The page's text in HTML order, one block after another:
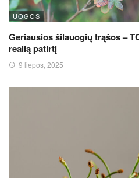
UOGOS
Geriausios šilauogių trąšos –
realią patirtį
9 liepos, 2025